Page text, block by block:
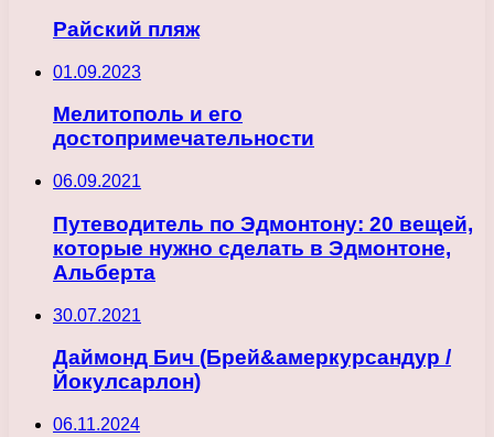
Райский пляж
01.09.2023
Мелитополь и его
достопримечательности
06.09.2021
Путеводитель по Эдмонтону: 20 вещей,
которые нужно сделать в Эдмонтоне,
Альберта
30.07.2021
Даймонд Бич (Брей&амеркурсандур /
Йокулсарлон)
06.11.2024